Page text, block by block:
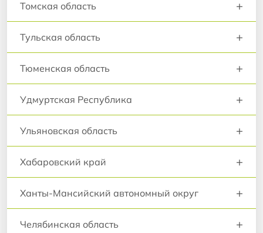
Томская область +
Тульская область +
Тюменская область +
Удмуртская Республика +
Ульяновская область +
Хабаровский край +
Ханты-Мансийский автономный округ +
Челябинская область +